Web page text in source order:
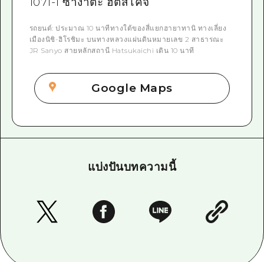
รถยนต์: ประมาณ 10 นาทีทางใต้ของสี่แยกฮายาทานิ ทางเลี่ยง
เมืองนิชิ-ฮิโรชิมะ บนทางหลวงแผ่นดินหมายเลข 2 สาธารณะ
JR Sanyo สายหลักสถานี Hatsukaichi เดิน 10 นาที
Google Maps
แบ่งปันบทความนี้